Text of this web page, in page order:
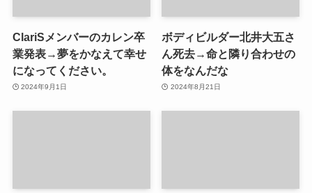
ClariSメンバーのカレン卒
業発表→夢をかなえて幸せ
になってください。
2024年9月1日
ボディビルダー北井大五さ
ん死去→命と隣り合わせの
体をなんだな
2024年8月21日